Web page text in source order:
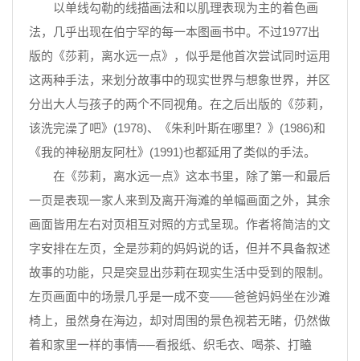
以单线勾勒的线描画法和以肌理表现为主的着色画
法，几乎出现在伯宁罕的每一本图画书中。不过1977出
版的《莎莉，离水远一点》，似乎是他首次尝试同时运用
这两种手法，来划分故事中的现实世界与想象世界，并区
分出大人与孩子的两个不同视角。在之后出版的《莎莉，
该洗完澡了吧》(1978)、《朱利叶斯在哪里？》(1986)和
《我的神秘朋友阿杜》(1991)也都延用了类似的手法。
在《莎莉，离水远一点》这本书里，除了第一和最后
一页是表现一家人来到及离开海滩的单幅画面之外，其余
画面皆用左右对页相互对照的方式呈现。作者将简洁的文
字安排在左页，全是莎莉的妈妈说的话，但并不具备叙述
故事的功能，只是突显出莎莉在现实生活中受到的限制。
左页画面中的场景几乎是一成不变——爸爸妈妈坐在沙滩
椅上，虽然身在海边，却对周围的景色视若无睹，仍然做
着和家里一样的事情──看报纸、织毛衣、喝茶、打瞌